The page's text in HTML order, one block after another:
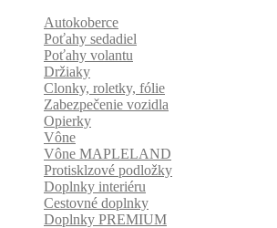
Autokoberce
Poťahy sedadiel
Poťahy volantu
Držiaky
Clonky, roletky, fólie
Zabezpečenie vozidla
Opierky
Vône
Vône MAPLELAND
Protisklzové podložky
Doplnky interiéru
Cestovné doplnky
Doplnky PREMIUM